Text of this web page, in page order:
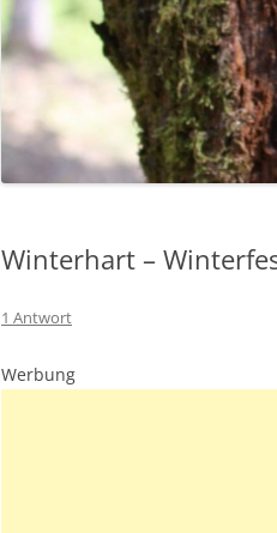
Winterhart –
1 Antwort
Werbung